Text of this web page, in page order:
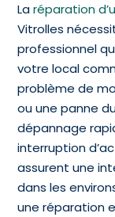
Laréparation
Vitrolles
professionnel
votre local
problème de
ou une panne
dépannage
interruption
assurent une
dans les
une réparation